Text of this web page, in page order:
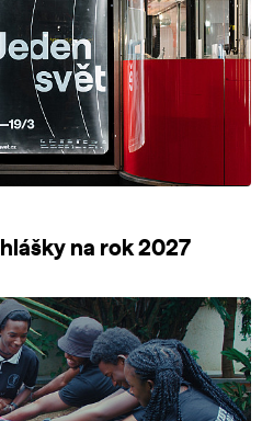
na rok 2027